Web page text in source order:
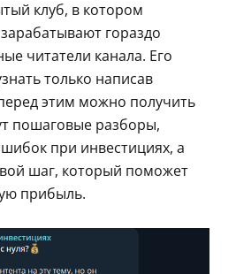
клуб, в котором
гораздо
читатели канала. Его
только написав
этим можно получить
пошаговые разборы,
при инвестициях, а
шаг, который поможет
прибыль.